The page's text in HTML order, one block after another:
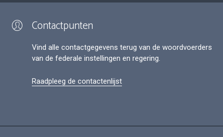
Contactpunten
Vind alle contactgegevens terug van de woordvoerders
van de federale instellingen en regering.
Raadpleeg de contactenlijst